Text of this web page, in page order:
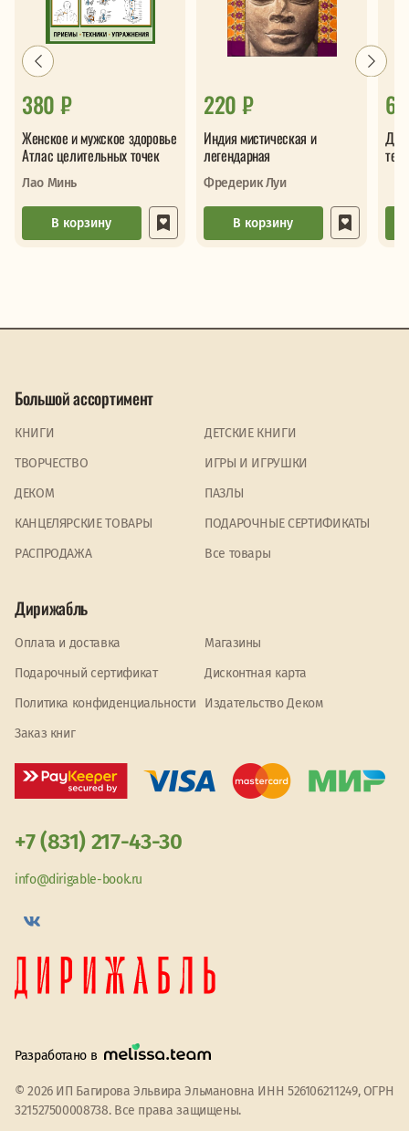
380 ₽
Женское и мужское здоровье
Атлас целительных точек
Лао Минь
В корзину
220 ₽
Индия мистическая и
легендарная
Фредерик Луи
В корзину
Большой ассортимент
КНИГИ
ДЕТСКИЕ КНИГИ
ТВОРЧЕСТВО
ИГРЫ И ИГРУШКИ
ДЕКОМ
ПАЗЛЫ
КАНЦЕЛЯРСКИЕ ТОВАРЫ
ПОДАРОЧНЫЕ СЕРТИФИКАТЫ
PАСПРОДАЖА
Все товары
Дирижабль
Оплата и доставка
Магазины
Подарочный сертификат
Дисконтная карта
Политика конфиденциальности
Издательство Деком
Заказ книг
+7 (831) 217-43-30
info@dirigable-book.ru
Разработано в
© 2026 ИП Багирова Эльвира Эльмановна ИНН 526106211249, ОГРН
321527500008738. Все права защищены.